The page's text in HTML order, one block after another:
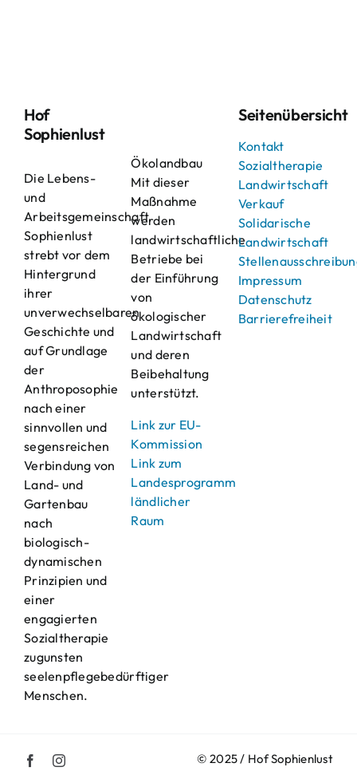
Hof
Sophienlust
Die Lebens-
und
Arbeitsgemeinschaft
Sophienlust
strebt vor dem
Hintergrund
ihrer
unverwechselbaren
Geschichte und
auf Grundlage
der
Anthroposophie
nach einer
sinnvollen und
segensreichen
Verbindung von
Land- und
Gartenbau
nach
biologisch-
dynamischen
Prinzipien und
einer
engagierten
Sozialtherapie
zugunsten
seelenpflegebedürftiger
Menschen.
Ökolandbau
Mit dieser
Maßnahme
werden
landwirtschaftliche
Betriebe bei
der Einführung
von
ökologischer
Landwirtschaft
und deren
Beibehaltung
unterstützt.
Link zur EU-
Kommission
Link zum
Landesprogramm
ländlicher
Raum
Seitenübersicht
Kontakt
Sozialtherapie
Landwirtschaft
Verkauf
Solidarische
Landwirtschaft
Impressum
Datenschutz
Barrierefreiheit
© 2025 / Hof Sophienlust